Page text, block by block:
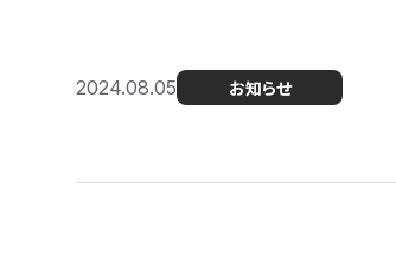
2024.08.05 お知らせ